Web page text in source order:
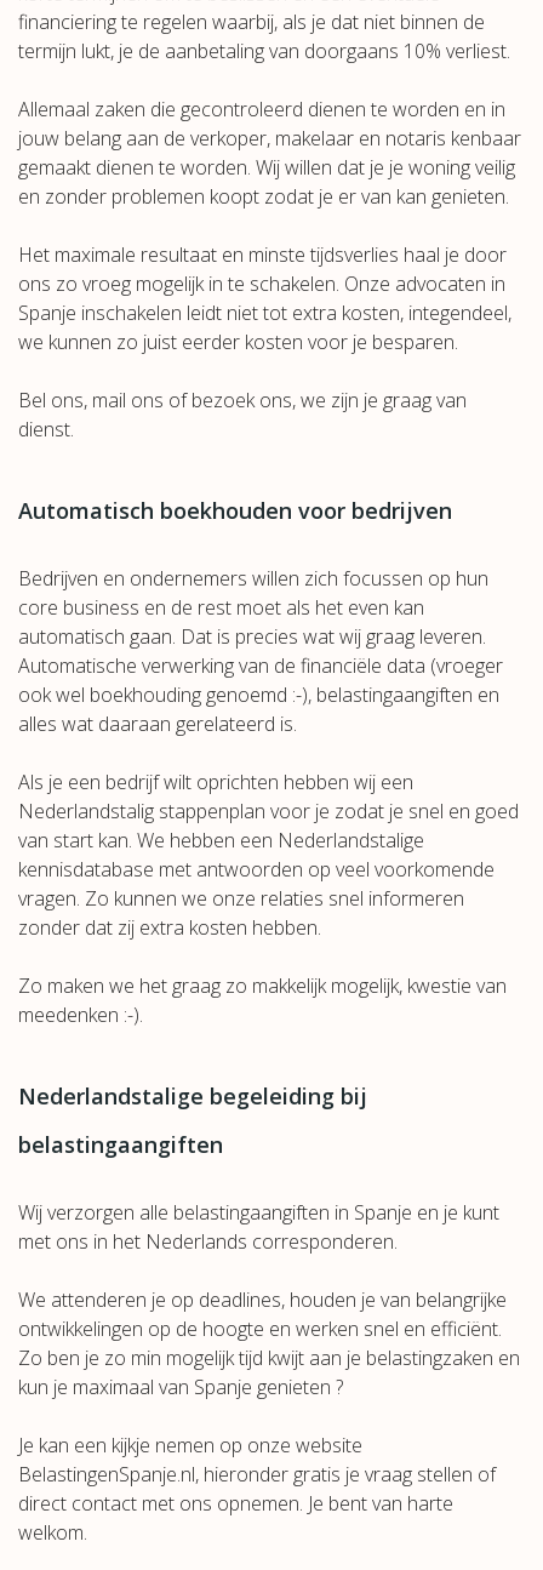
financiering te regelen waarbij, als je dat niet binnen de
termijn lukt, je de aanbetaling van doorgaans 10% verliest.
Allemaal zaken die gecontroleerd dienen te worden en in
jouw belang aan de verkoper, makelaar en notaris kenbaar
gemaakt dienen te worden. Wij willen dat je je woning veilig
en zonder problemen koopt zodat je er van kan genieten.
Het maximale resultaat en minste tijdsverlies haal je door
ons zo vroeg mogelijk in te schakelen. Onze advocaten in
Spanje inschakelen leidt niet tot extra kosten, integendeel,
we kunnen zo juist eerder kosten voor je besparen.
Bel ons, mail ons of bezoek ons, we zijn je graag van
dienst.
Automatisch boekhouden voor bedrijven
Bedrijven en ondernemers willen zich focussen op hun
core business en de rest moet als het even kan
automatisch gaan. Dat is precies wat wij graag leveren.
Automatische verwerking van de financiële data (vroeger
ook wel boekhouding genoemd :-), belastingaangiften en
alles wat daaraan gerelateerd is.
Als je een bedrijf wilt oprichten hebben wij een
Nederlandstalig stappenplan voor je zodat je snel en goed
van start kan. We hebben een Nederlandstalige
kennisdatabase met antwoorden op veel voorkomende
vragen. Zo kunnen we onze relaties snel informeren
zonder dat zij extra kosten hebben.
Zo maken we het graag zo makkelijk mogelijk, kwestie van
meedenken :-).
Nederlandstalige begeleiding bij
belastingaangiften
Wij verzorgen alle belastingaangiften in Spanje en je kunt
met ons in het Nederlands corresponderen.
We attenderen je op deadlines, houden je van belangrijke
ontwikkelingen op de hoogte en werken snel en efficiënt.
Zo ben je zo min mogelijk tijd kwijt aan je belastingzaken en
kun je maximaal van Spanje genieten ?
Je kan een kijkje nemen op onze website
BelastingenSpanje.nl, hieronder gratis je vraag stellen of
direct contact met ons opnemen. Je bent van harte
welkom.